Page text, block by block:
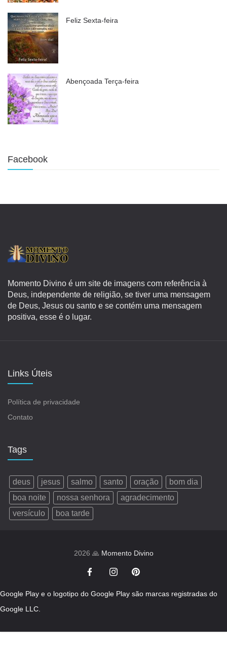
Feliz Sexta-feira
Abençoada Terça-feira
Facebook
Momento Divino é um site de imagens com referência à
Deus, independente de religião, se tiver uma mensagem
de Deus, Jesus ou santo e se contém uma mensagem
positiva, esse é o lugar.
Links Úteis
Política de privacidade
Contato
Tags
deus jesus salmo santo oração
bom dia
boa noite
nossa senhora
agradecimento
versículo
boa tarde
2026 🙏 Momento Divino
Google Play e o logotipo do Google Play são marcas registradas do
Google LLC.